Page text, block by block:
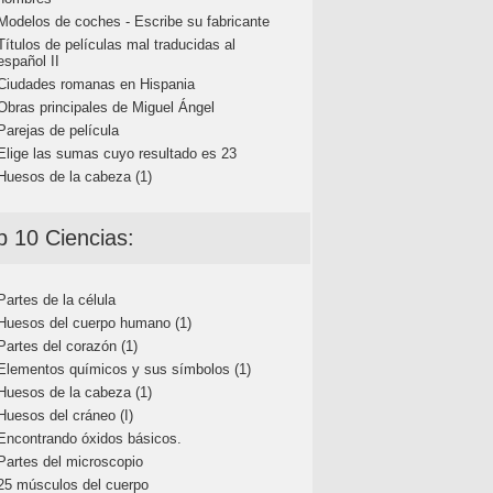
de coches - Escribe su fabricante
de películas mal traducidas al
II
romanas en Hispania
principales de Miguel Ángel
de película
las sumas cuyo resultado es 23
de la cabeza (1)
10 Ciencias:
de la célula
del cuerpo humano (1)
del corazón (1)
químicos y sus símbolos (1)
de la cabeza (1)
del cráneo (I)
óxidos básicos.
del microscopio
músculos del cuerpo